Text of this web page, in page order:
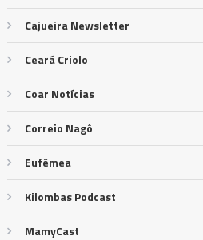
Cajueira Newsletter
Ceará Criolo
Coar Notícias
Correio Nagô
Eufêmea
Kilombas Podcast
MamyCast